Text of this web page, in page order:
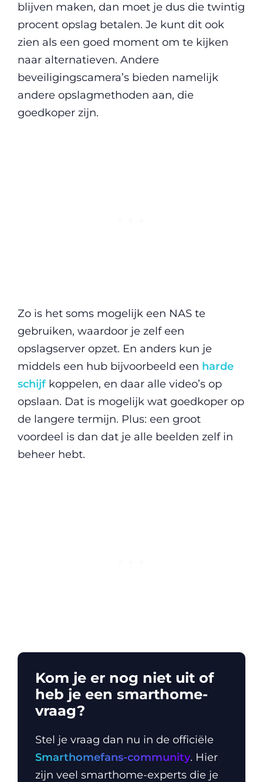
blijven maken, dan moet je dus die twintig
procent opslag betalen. Je kunt dit ook
zien als een goed moment om te kijken
naar alternatieven. Andere
beveiligingscamera’s bieden namelijk
andere opslagmethoden aan, die
goedkoper zijn.
Zo is het soms mogelijk een NAS te
gebruiken, waardoor je zelf een
opslagserver opzet. En anders kun je
middels een hub bijvoorbeeld een harde
schijf koppelen, en daar alle video’s op
opslaan. Dat is mogelijk wat goedkoper op
de langere termijn. Plus: een groot
voordeel is dan dat je alle beelden zelf in
beheer hebt.
Kom je er nog niet uit of
heb je een smarthome-
vraag?
Stel je vraag dan nu in de officiële
Smarthomefans-community. Hier
zijn veel smarthome-experts die je